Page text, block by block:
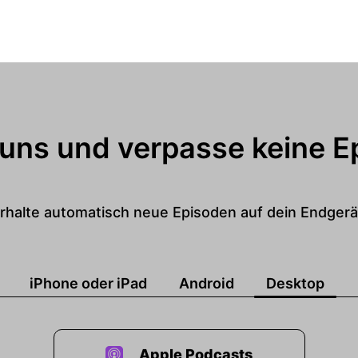
und verpasse keine
automatisch neue Episoden auf dein
iPhone oder iPad Android Desktop
Apple Podcasts